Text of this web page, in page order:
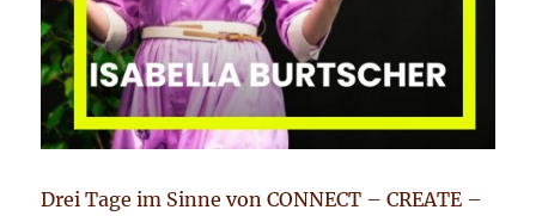
Drei Tage im Sinne von CONNECT – CREATE –